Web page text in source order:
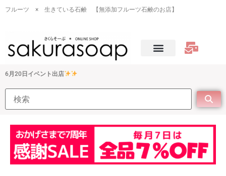
フルーツ × 生きている石鹸 【無添加フルーツ石鹸のお店】
6月20日イベント出店